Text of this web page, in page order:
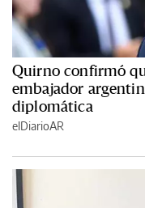
Quirno confirmó
embajador
diplomática
elDiarioAR